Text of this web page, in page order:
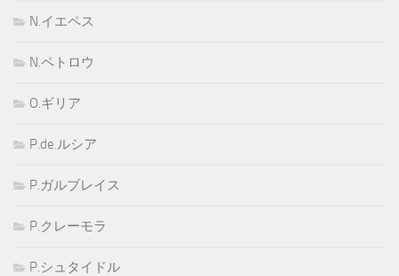
N.イエペス
N.ペトロウ
O.ギリア
P.de.ルシア
P.ガルブレイス
P.クレーモラ
P.シュタイドル